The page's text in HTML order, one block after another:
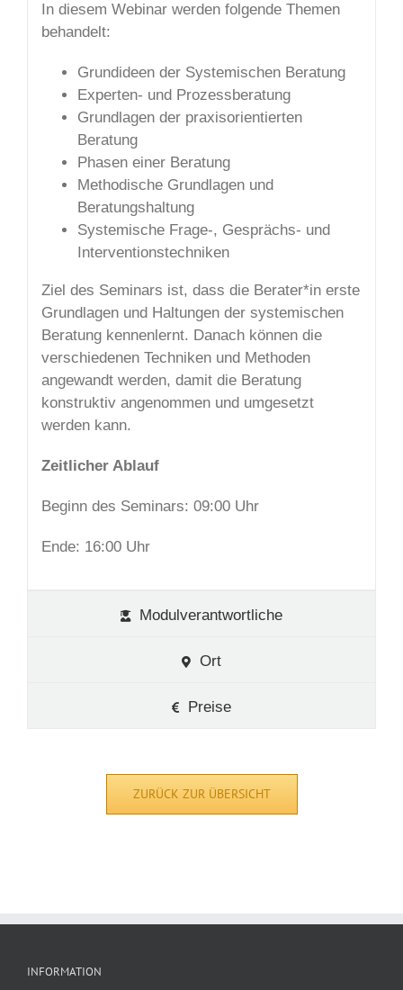
In diesem Webinar werden folgende Themen
behandelt:
Grundideen der Systemischen Beratung
Experten- und Prozessberatung
Grundlagen der praxisorientierten
Beratung
Phasen einer Beratung
Methodische Grundlagen und
Beratungshaltung
Systemische Frage-, Gesprächs- und
Interventionstechniken
Ziel des Seminars ist, dass die Berater*in erste
Grundlagen und Haltungen der systemischen
Beratung kennenlernt. Danach können die
verschiedenen Techniken und Methoden
angewandt werden, damit die Beratung
konstruktiv angenommen und umgesetzt
werden kann.
Zeitlicher Ablauf
Beginn des Seminars: 09:00 Uhr
Ende: 16:00 Uhr
Modulverantwortliche
Ort
Preise
ZURÜCK ZUR ÜBERSICHT
INFORMATION